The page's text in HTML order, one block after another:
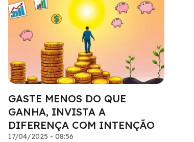
GASTE MENOS DO QUE
GANHA, INVISTA A
DIFERENÇA COM INTENÇÃO
17/04/2025 - 08:56